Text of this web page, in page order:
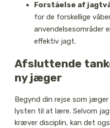
Forståelse af
for de forskellige
anvendelsesområder
effektiv jagt.
Afsluttende
ny jæger
Begynd din rejse som
lysten til at lære. Selvom
kræver disciplin, kan det